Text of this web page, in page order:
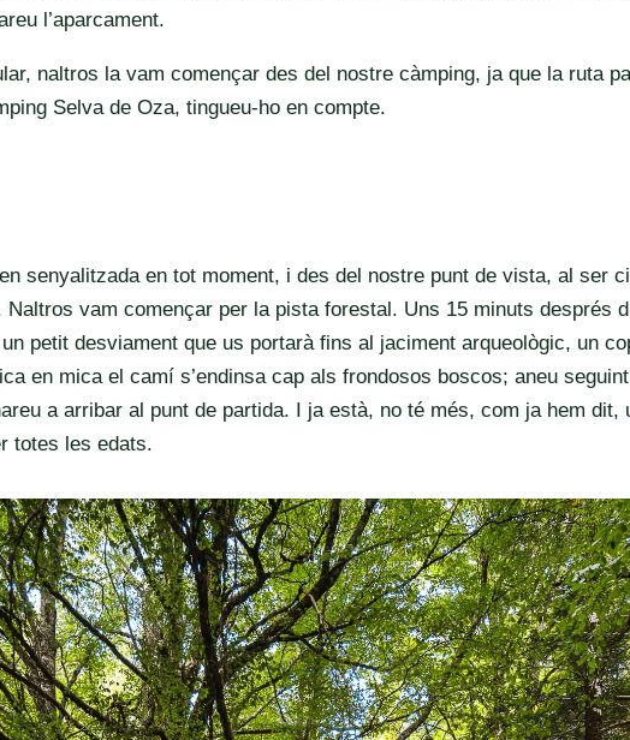
l’aparcament.
naltros la vam començar des del nostre càmping, ja que la ruta
Selva de Oza, tingueu-ho en compte.
senyalitzada en tot moment, i des del nostre punt de vista, al ser
vam començar per la pista forestal. Uns 15 minuts després
petit desviament que us portarà fins al jaciment arqueològic, un
en mica el camí s’endinsa cap als frondosos boscos; aneu
a arribar al punt de partida. I ja està, no té més, com ja hem dit,
totes les edats.